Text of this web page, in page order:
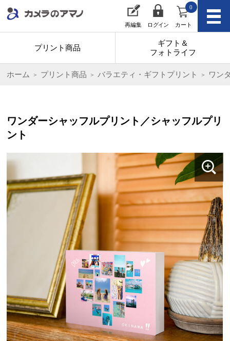
再編集 ログイン カート
0
プリント商品
ギフト＆
フォトライフ
ホーム プリント商品 バラエティ・ギフトプリント ワン
ワンダーシャッフルプリント／シャッフルプリ
ント